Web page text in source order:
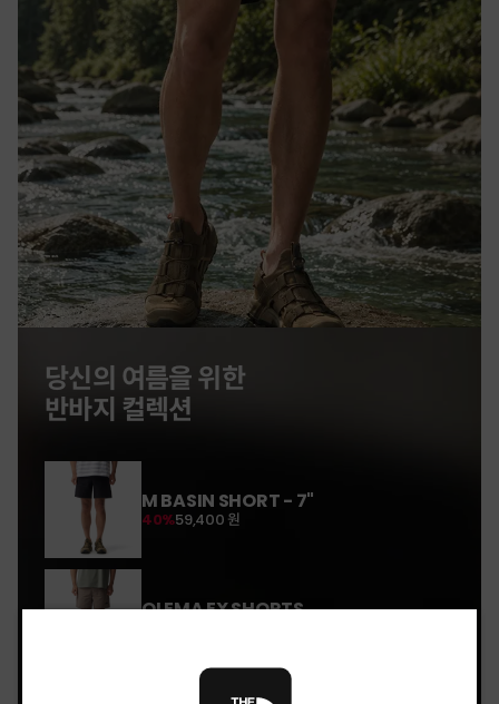
당신의 여름을 위한
반바지 컬렉션
M BASIN SHORT - 7"
59,400 원
40%
OLEMA EX SHORTS